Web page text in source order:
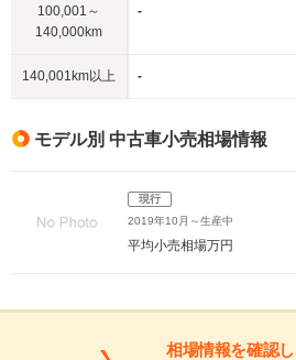
100,001～
140,000km
-
140,001km以上 -
モデル別 中古車小売相場情報
現行
2019年10月～生産中
平均小売相場万円
相場情報を確認